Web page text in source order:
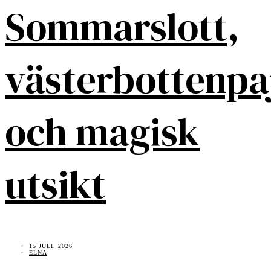
Sommarslott,
och magisk
utsikt
15 JULI, 2026
ELNA